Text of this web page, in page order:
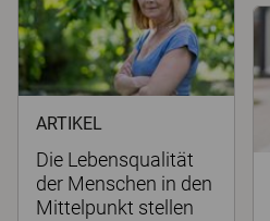
ARTIKEL
Die Lebensqualität
der Menschen in den
Mittelpunkt stellen